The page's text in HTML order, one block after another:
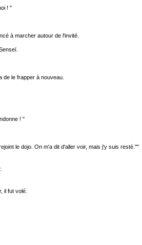
! "
à marcher autour de l'invité.
le frapper à nouveau.
! "
le dojo. On m'a dit d'aller voir, mais j'y suis resté.""
il fut volé.